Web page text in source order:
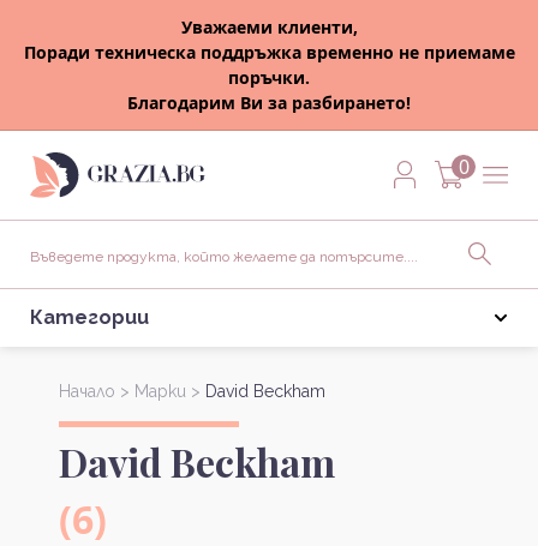
Уважаеми клиенти,
Поради техническа поддръжка временно не приемаме
поръчки.
Благодарим Ви за разбирането!
0
Категории
Начало > Марки > David Beckham
David Beckham
(6)